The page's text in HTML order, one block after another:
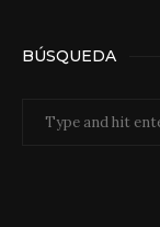
BÚSQUEDA